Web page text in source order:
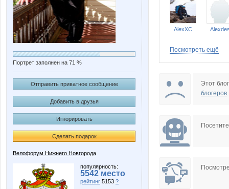
Портрет заполнен на 71 %
Отправить приватное сообщение
Добавить в друзья
Игнорировать
Сделать подарок
Велофорум Нижнего Новгорода
популярность:
5542 место
рейтинг 5153 ?
AlexXC
Sharan
pershing s458
Посмотреть ещё
Этот
блогеров.